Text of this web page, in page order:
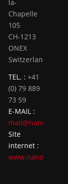
la-
Chapelle
105
CH-1213
ONEX
Switzerland
TEL. : +41
(0) 79 889
73 59
E-MAIL :
mail@nanocut.ch
Site
internet :
www.nanocut.ch